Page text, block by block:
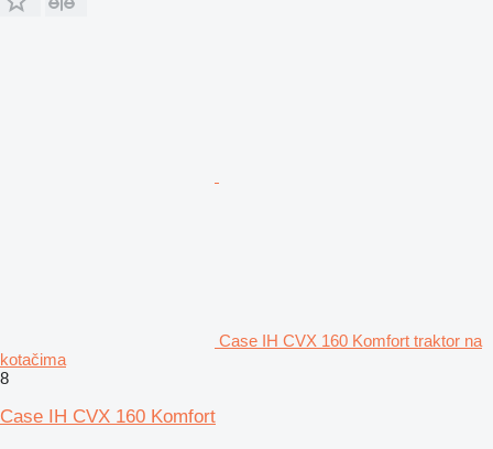
Case IH CVX 160 Komfort traktor na
kotačima
8
Case IH CVX 160 Komfort